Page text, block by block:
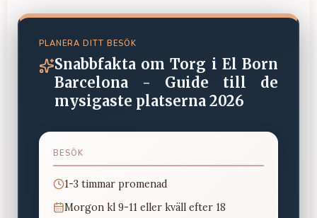
PLANERA DITT BESÖK
Snabbfakta om Torg i El Born
Barcelona - Guide till de
mysigaste platserna 2026
BESÖK
1-3 timmar promenad
Morgon kl 9-11 eller kväll efter 18